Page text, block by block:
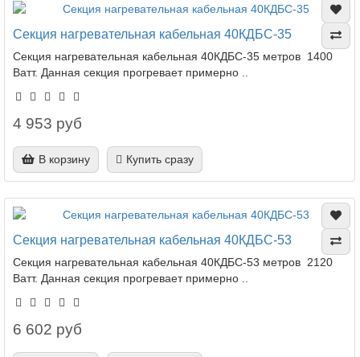
Секция нагревательная кабельная 40КДБС-35
Секция нагревательная кабельная 40КДБС-35 метров 1400
Ватт. Данная секция прогревает примерно ..
4 953 руб
В корзину Купить сразу
Секция нагревательная кабельная 40КДБС-53
Секция нагревательная кабельная 40КДБС-53 метров 2120
Ватт. Данная секция прогревает примерно ..
6 602 руб